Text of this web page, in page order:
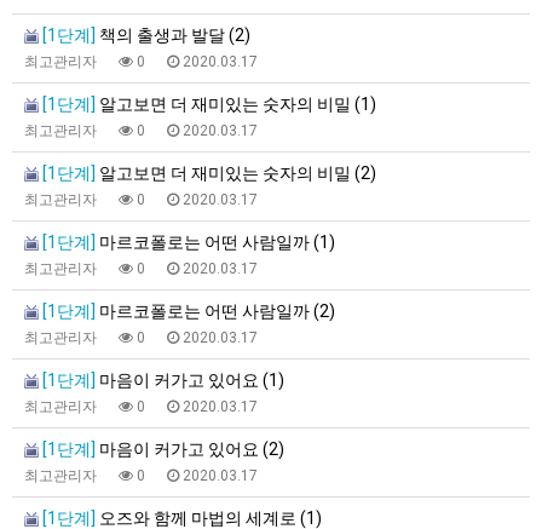
[1단계] 책의 출생과 발달 (2)
최고관리자 0 2020.03.17
[1단계] 알고보면 더 재미있는 숫자의 비밀 (1)
최고관리자 0 2020.03.17
[1단계] 알고보면 더 재미있는 숫자의 비밀 (2)
최고관리자 0 2020.03.17
[1단계] 마르코폴로는 어떤 사람일까 (1)
최고관리자 0 2020.03.17
[1단계] 마르코폴로는 어떤 사람일까 (2)
최고관리자 0 2020.03.17
[1단계] 마음이 커가고 있어요 (1)
최고관리자 0 2020.03.17
[1단계] 마음이 커가고 있어요 (2)
최고관리자 0 2020.03.17
[1단계] 오즈와 함께 마법의 세계로 (1)